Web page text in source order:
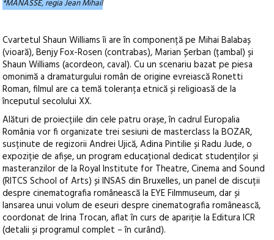
*MANASSE, regia Jean Mihail
Cvartetul Shaun Williams îi are în componență pe Mihai Balabaș
(vioară), Benjy Fox-Rosen (contrabas), Marian Șerban (țambal) și
Shaun Williams (acordeon, caval). Cu un scenariu bazat pe piesa
omonimă a dramaturgului român de origine evreiască Ronetti
Roman, filmul are ca temă toleranța etnică și religioasă de la
începutul secolului XX.
Alături de proiecțiile din cele patru orașe, în cadrul Europalia
România vor fi organizate trei sesiuni de masterclass la BOZAR,
susținute de regizorii Andrei Ujică, Adina Pintilie și Radu Jude, o
expoziție de afișe, un program educațional dedicat studenților și
masteranzilor de la Royal Institute for Theatre, Cinema and Sound
(RITCS School of Arts) și INSAS din Bruxelles, un panel de discuții
despre cinematografia românească la EYE Filmmuseum, dar și
lansarea unui volum de eseuri despre cinematografia românească,
coordonat de Irina Trocan, aflat în curs de apariție la Editura ICR
(detalii și programul complet – în curând).